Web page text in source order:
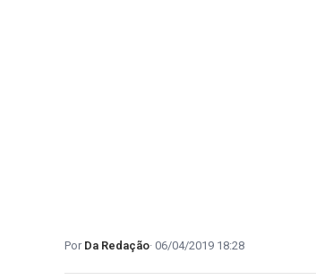
Da Redação 06/04/2019 18:28